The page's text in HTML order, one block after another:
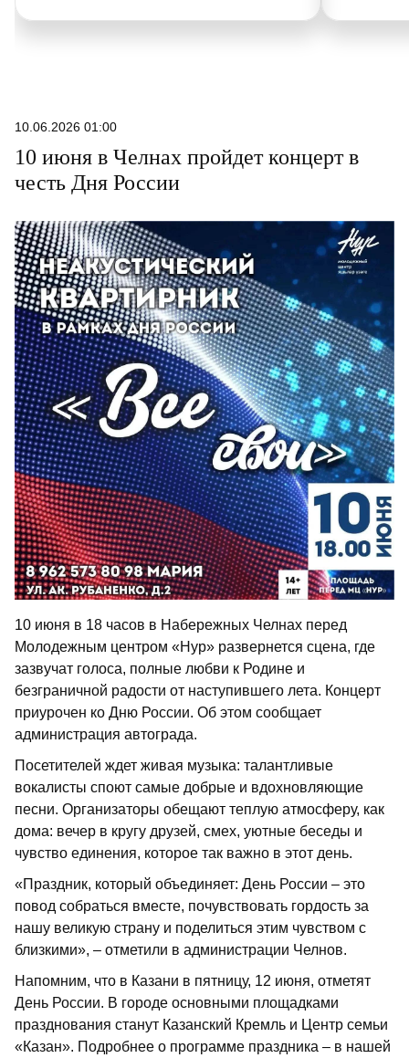
10.06.2026 01:00
10 июня в Челнах пройдет концерт в
честь Дня России
10 июня в 18 часов в Набережных Челнах перед
Молодежным центром «Нур» развернется сцена, где
зазвучат голоса, полные любви к Родине и
безграничной радости от наступившего лета. Концерт
приурочен ко Дню России. Об этом сообщает
администрация автограда.
Посетителей ждет живая музыка: талантливые
вокалисты споют самые добрые и вдохновляющие
песни. Организаторы обещают теплую атмосферу, как
дома: вечер в кругу друзей, смех, уютные беседы и
чувство единения, которое так важно в этот день.
«Праздник, который объединяет: День России – это
повод собраться вместе, почувствовать гордость за
нашу великую страну и поделиться этим чувством с
близкими», – отметили в администрации Челнов.
Напомним, что в Казани в пятницу, 12 июня, отметят
День России. В городе основными площадками
празднования станут Казанский Кремль и Центр семьи
«Казан». Подробнее о программе праздника – в нашей